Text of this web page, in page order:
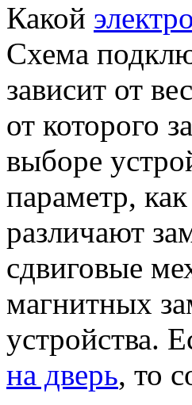
Какой
Схема
зависит от
от которого
выборе
параметр,
различают
сдвиговые
магнитных
устройства.
на дверь, то